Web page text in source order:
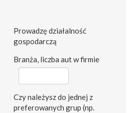
Prowadzę działalność
gospodarczą
Branża, liczba aut w firmie
Czy należysz do jednej z
preferowanych grup (np.